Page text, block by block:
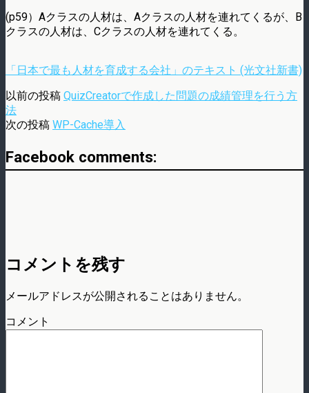
(p59）Aクラスの人材は、Aクラスの人材を連れてくるが、B
クラスの人材は、Cクラスの人材を連れてくる。
「日本で最も人材を育成する会社」のテキスト (光文社新書)
以前の投稿 QuizCreatorで作成した問題の成績管理を行う方
法
次の投稿 WP-Cache導入
Facebook comments:
コメントを残す
メールアドレスが公開されることはありません。
コメント